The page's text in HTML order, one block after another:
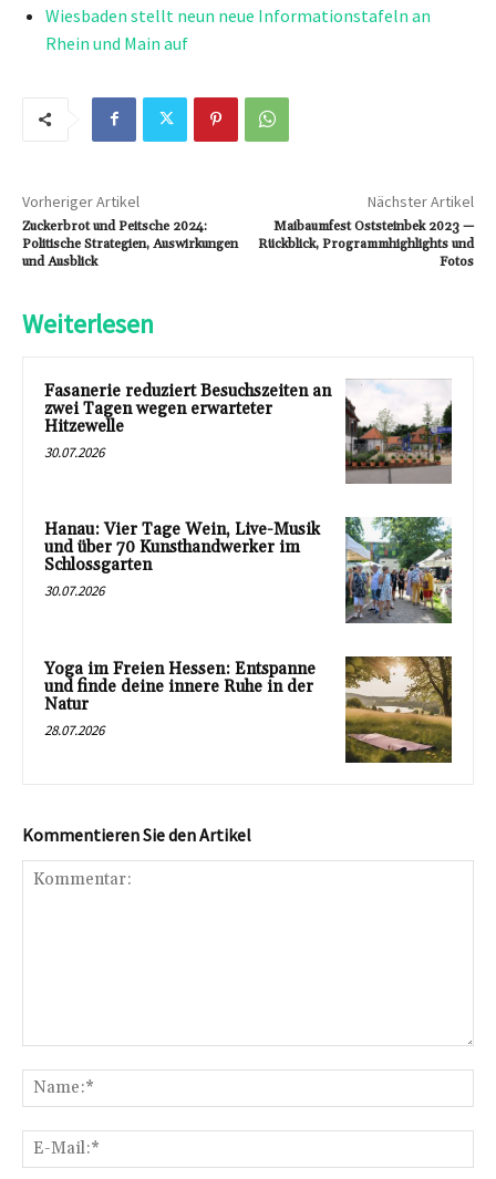
Wiesbaden stellt neun neue Informationstafeln an
Rhein und Main auf
Vorheriger Artikel
Zuckerbrot und Peitsche 2024:
Politische Strategien, Auswirkungen
und Ausblick
Nächster Artikel
Maibaumfest Oststeinbek 2023 —
Rückblick, Programmhighlights und
Fotos
Weiterlesen
Fasanerie reduziert Besuchszeiten an
zwei Tagen wegen erwarteter
Hitzewelle
30.07.2026
Hanau: Vier Tage Wein, Live-Musik
und über 70 Kunsthandwerker im
Schlossgarten
30.07.2026
Yoga im Freien Hessen: Entspanne
und finde deine innere Ruhe in der
Natur
28.07.2026
Kommentieren Sie den Artikel